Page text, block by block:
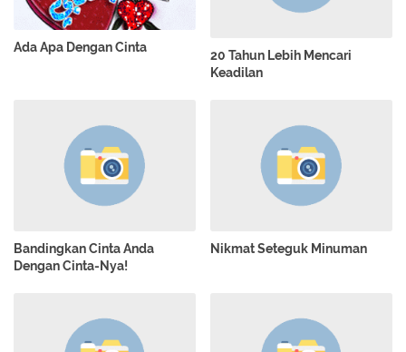
Ada Apa Dengan Cinta
20 Tahun Lebih Mencari
Keadilan
Bandingkan Cinta Anda
Dengan Cinta-Nya!
Nikmat Seteguk Minuman